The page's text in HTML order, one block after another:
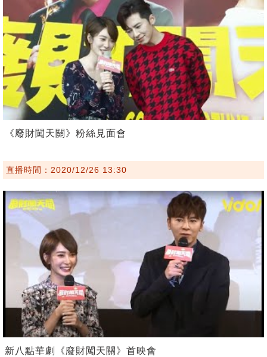
《廢財闖天關》粉絲見面會
直播時間：2020/12/26 13:30
新八點華劇《廢財闖天關》首映會